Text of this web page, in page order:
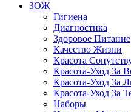
ЗОЖ
Гигиена
Диагностика
Здоровое Питание
Качество Жизни
Красота
Красота-Уход За
Красота-Уход За
Красота-Уход За
Наборы